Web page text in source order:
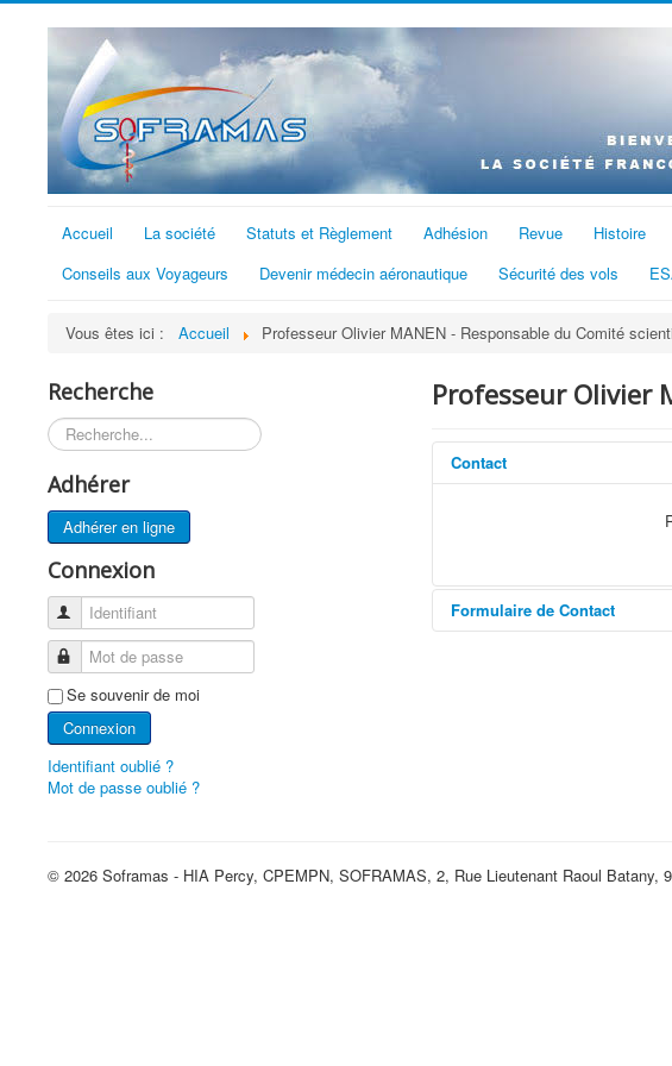
Accueil La société Statuts et Règlement Adhésion Revue Histoire
Conseils aux Voyageurs
Devenir médecin aéronautique Sécurité des vols
Vous êtes ici : Accueil Professeur Olivier MANEN - Responsable du Comité
Recherche
Rechercher
Adhérer
Adhérer en ligne
Connexion
Identifiant
Mot de passe
Se souvenir de moi
Connexion
Identifiant oublié ?
Mot de passe oublié ?
Professeur Olivier
Contact
Formulaire de Contact
E-mail*
© 2026 Soframas - HIA Percy, CPEMPN, SOFRAMAS, 2, Rue Lieutenant Raoul Batany,